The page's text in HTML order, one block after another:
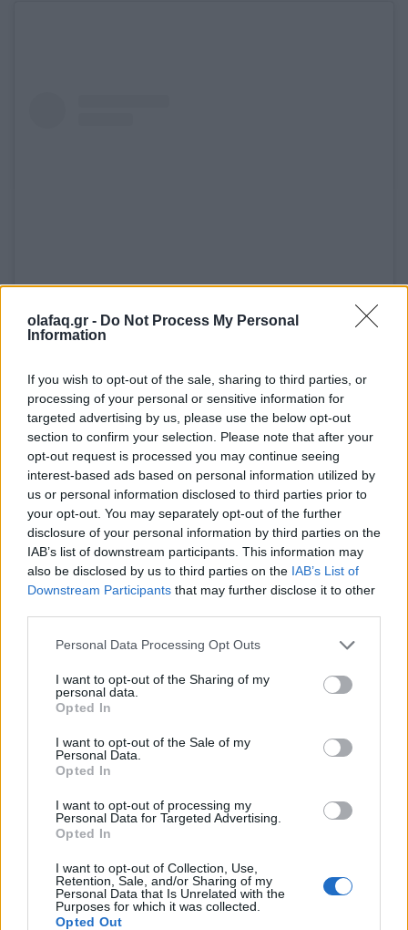
olafaq.gr - Do Not Process My Personal
Information
If you wish to opt-out of the sale, sharing to third parties, or
processing of your personal or sensitive information for
targeted advertising by us, please use the below opt-out
section to confirm your selection. Please note that after your
opt-out request is processed you may continue seeing
interest-based ads based on personal information utilized by
us or personal information disclosed to third parties prior to
your opt-out. You may separately opt-out of the further
disclosure of your personal information by third parties on the
IAB’s list of downstream participants. This information may
also be disclosed by us to third parties on the IAB’s List of
Downstream Participants that may further disclose it to other
Personal Data Processing Opt Outs
I want to opt-out of the Sharing of my
personal data.
Opted In
I want to opt-out of the Sale of my
Personal Data.
Opted In
I want to opt-out of processing my
Personal Data for Targeted Advertising.
Opted In
I want to opt-out of Collection, Use,
Retention, Sale, and/or Sharing of my
Personal Data that Is Unrelated with the
Purposes for which it was collected.
Opted Out
View this post on Instagram
«Τα ίδια θέματα επανέρχονται στη δουλειά μου,
ξανά και ξανά. Νομίζω ότι πάντα είναι το να βρω
κατά κάποιον τρόπο μια ισορροπία μεταξύ
αντιθέτων: χάους και τάξης, φωτός και σκιάς.
Νομίζω, ότι είναι πολύ θεμελιώδες – έχει, τελικά, να
κάνει με τη ζωή και τον θάνατο» επισήμανε και αυτό
είναι εμφανές ακόμη και σε φωτογραφίσεις μόδας